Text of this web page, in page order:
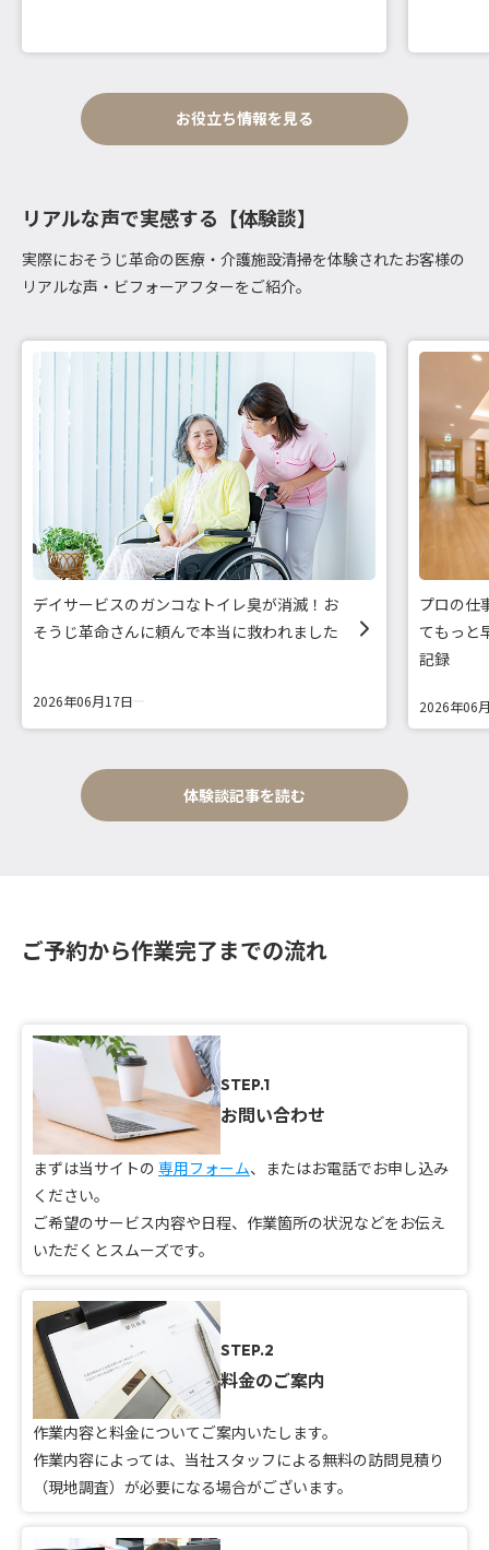
お役立ち情報を見る
リアルな声で実感する【体験談】
実際におそうじ革命の医療・介護施設清掃を体験されたお客様の
リアルな声・ビフォーアフターをご紹介。
デイサービスのガンコなトイレ臭が消滅！お
そうじ革命さんに頼んで本当に救われました
2026年06月17日
プロの仕
てもっと
記録
2026年06
体験談記事を読む
ご予約から作業完了までの流れ
STEP.1
お問い合わせ
まずは当サイトの 専用フォーム、またはお電話でお申し込み
ください。
ご希望のサービス内容や日程、作業箇所の状況などをお伝え
いただくとスムーズです。
STEP.2
料金のご案内
作業内容と料金についてご案内いたします。
作業内容によっては、当社スタッフによる無料の訪問見積り
（現地調査）が必要になる場合がございます。